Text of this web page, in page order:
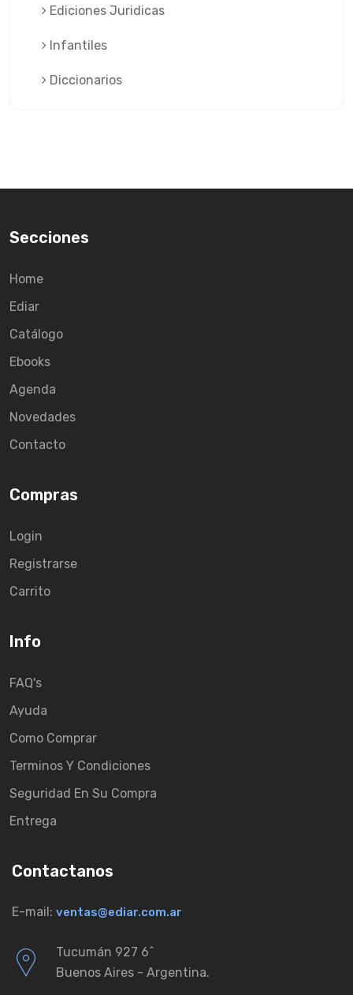
Ediciones Juridicas
Infantiles
Diccionarios
Secciones
Home
Ediar
Catálogo
Ebooks
Agenda
Novedades
Contacto
Compras
Login
Registrarse
Carrito
Info
FAQ's
Ayuda
Como Comprar
Terminos Y Condiciones
Seguridad En Su Compra
Entrega
Contactanos
E-mail: ventas@ediar.com.ar
Tucumán 927 6ˆ
Buenos Aires - Argentina.